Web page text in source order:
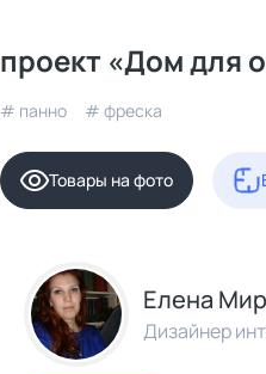
проект «Дом для
# панно # фреска
Товары на фото
Елена
Дизайнер